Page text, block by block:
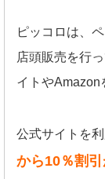
ピッコロは、
店頭販売を行
イトやAmazon
公式サイトを
から10％割